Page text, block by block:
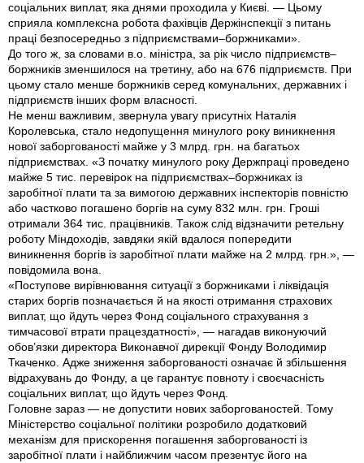
соціальних виплат, яка днями проходила у Києві. — Цьому
сприяла комплексна робота фахівців Держінспекції з питань
праці безпосередньо з підприємствами–боржниками».
До того ж, за словами в.о. міністра, за рік число підприємств–
боржників зменшилося на третину, або на 676 підприємств. При
цьому стало менше боржників серед комунальних, державних і
підприємств інших форм власності.
Не менш важливим, звернула увагу присутніх Наталія
Королевська, стало недопущення минулого року виникнення
нової заборгованості майже у 3 млрд. грн. на багатьох
підприємствах. «З початку минулого року Держпраці проведено
майже 5 тис. перевірок на підприємствах–боржниках із
заробітної плати та за вимогою державних інспекторів повністю
або частково погашено боргів на суму 832 млн. грн. Гроші
отримали 364 тис. працівників. Також слід відзначити ретельну
роботу Міндоходів, завдяки якій вдалося попередити
виникнення боргів із заробітної плати майже на 2 млрд. грн.», —
повідомила вона.
«Поступове вирівнювання ситуації з боржниками і ліквідація
старих боргів позначається й на якості отримання страхових
виплат, що йдуть через Фонд соціального страхування з
тимчасової втрати працездатності», — нагадав виконуючий
обов’язки директора Виконавчої дирекції Фонду Володимир
Ткаченко. Адже зниження заборгованості означає й збільшення
відрахувань до Фонду, а це гарантує повноту і своєчасність
соціальних виплат, що йдуть через Фонд.
Головне зараз — не допустити нових заборгованостей. Тому
Міністерство соціальної політики розробило додатковий
механізм для прискорення погашення заборгованості із
заробітної плати і найближчим часом презентує його на